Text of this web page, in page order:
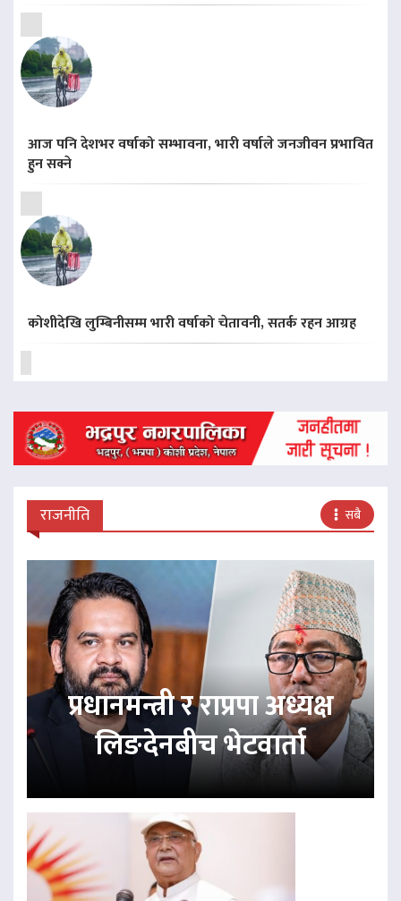
आज पनि देशभर वर्षाको सम्भावना, भारी वर्षाले जनजीवन प्रभावित
हुन सक्ने
कोशीदेखि लुम्बिनीसम्म भारी वर्षाको चेतावनी, सतर्क रहन आग्रह
राजनीति सबै
प्रधानमन्त्री र राप्रपा अध्यक्ष
लिङदेनबीच भेटवार्ता